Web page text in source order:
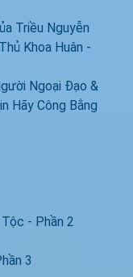
Triều Nguyễn
Khoa Huân -
Ngoại Đạo &
Hãy Công Bằng
- Phần 2
3